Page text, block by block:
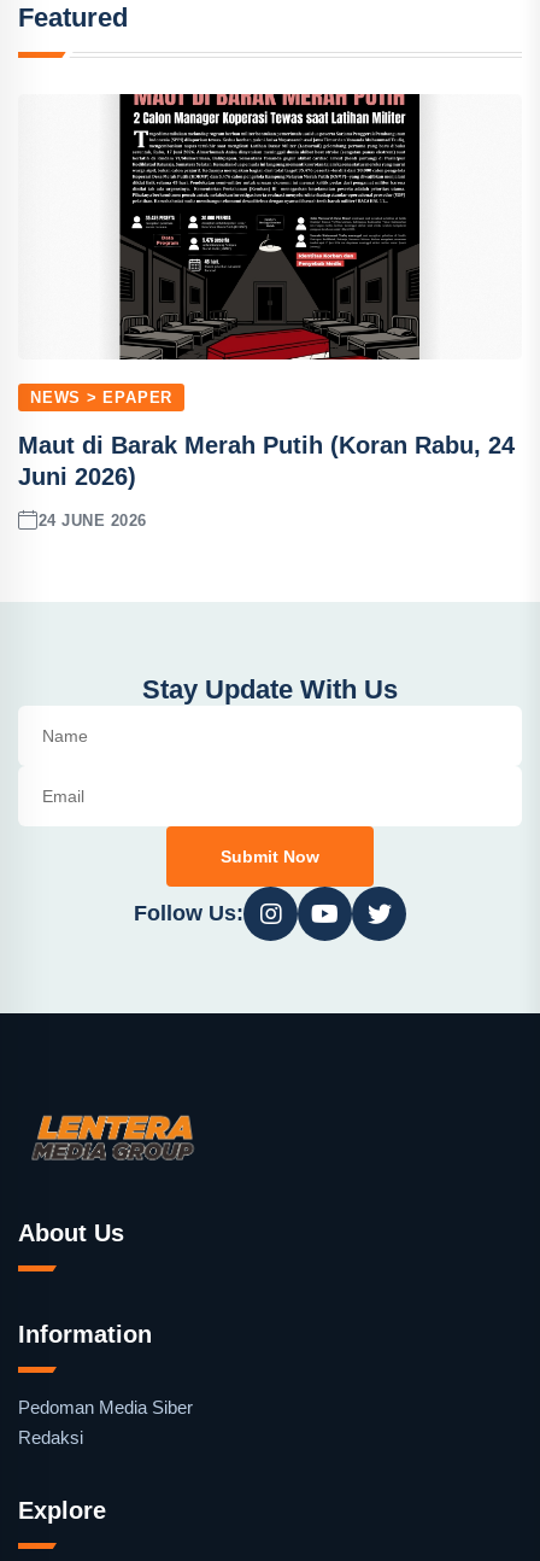
Featured
NEWS > EPAPER
Maut di Barak Merah Putih (Koran Rabu, 24
Juni 2026)
24 JUNE 2026
Stay Update With Us
Submit Now
Follow Us:
About Us
Information
Pedoman Media Siber
Redaksi
Explore